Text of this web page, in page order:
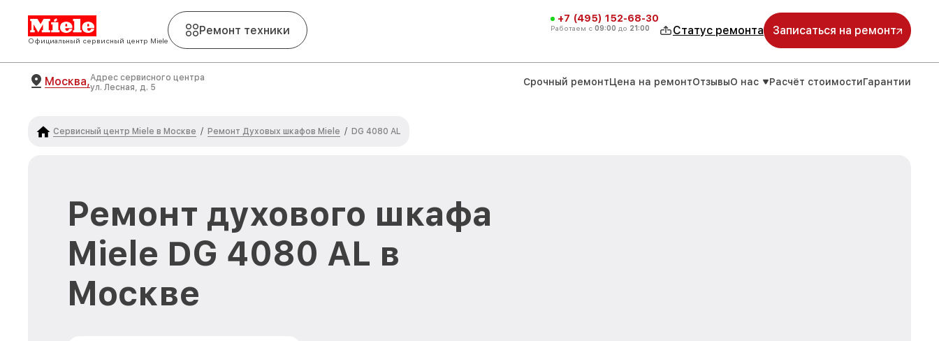
Официальный сервисный центр Miele
Ремонт техники
+7 (495) 152-68-30
Работаем с 09:00 до 21:00 Статус ремонта Записаться на ремонт
Москва,Адрес сервисного центра
ул. Лесная, д. 5
Срочный ремонтЦена на ремонтОтзывыО нас Расчёт стоимостиГарантии
Сервисный центр Miele в Москве / Ремонт Духовых шкафов Miele / DG 4080 AL
Ремонт духового шкафа
Miele DG 4080 AL в
Москве